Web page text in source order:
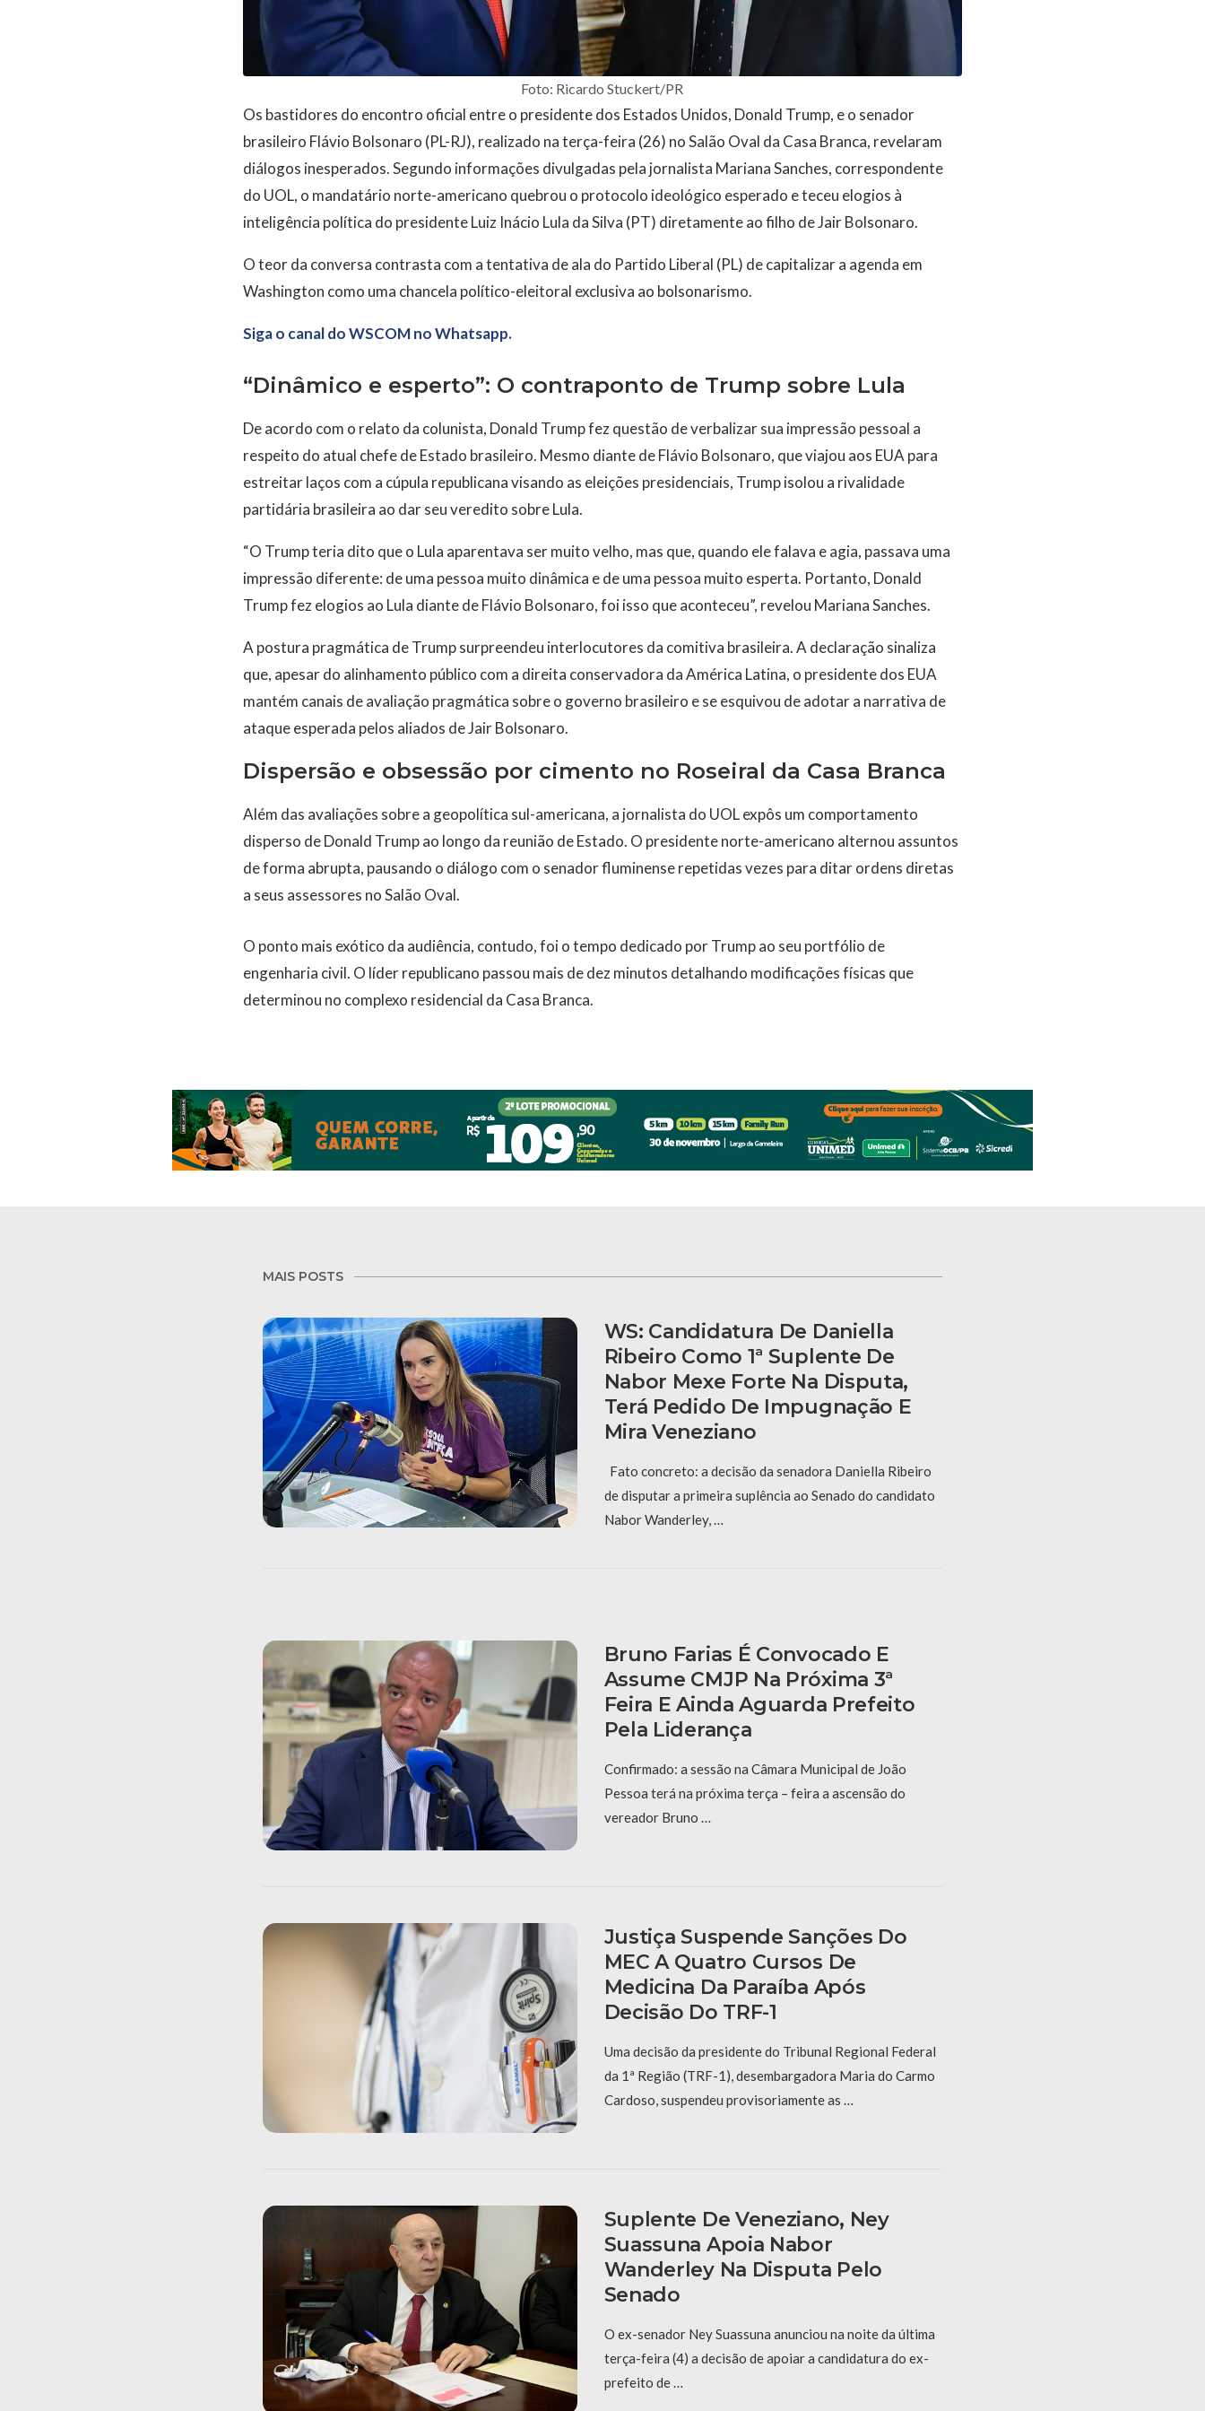
Foto: Ricardo Stuckert/PR
Os bastidores do encontro oficial entre o presidente dos Estados Unidos, Donald Trump, e o senador
brasileiro Flávio Bolsonaro (PL-RJ), realizado na terça-feira (26) no Salão Oval da Casa Branca, revelaram
diálogos inesperados. Segundo informações divulgadas pela jornalista Mariana Sanches, correspondente
do UOL, o mandatário norte-americano quebrou o protocolo ideológico esperado e teceu elogios à
inteligência política do presidente Luiz Inácio Lula da Silva (PT) diretamente ao filho de Jair Bolsonaro.
O teor da conversa contrasta com a tentativa de ala do Partido Liberal (PL) de capitalizar a agenda em
Washington como uma chancela político-eleitoral exclusiva ao bolsonarismo.
Siga o canal do WSCOM no Whatsapp.
“Dinâmico e esperto”: O contraponto de Trump sobre Lula
De acordo com o relato da colunista, Donald Trump fez questão de verbalizar sua impressão pessoal a
respeito do atual chefe de Estado brasileiro. Mesmo diante de Flávio Bolsonaro, que viajou aos EUA para
estreitar laços com a cúpula republicana visando as eleições presidenciais, Trump isolou a rivalidade
partidária brasileira ao dar seu veredito sobre Lula.
“O Trump teria dito que o Lula aparentava ser muito velho, mas que, quando ele falava e agia, passava uma
impressão diferente: de uma pessoa muito dinâmica e de uma pessoa muito esperta. Portanto, Donald
Trump fez elogios ao Lula diante de Flávio Bolsonaro, foi isso que aconteceu”, revelou Mariana Sanches.
A postura pragmática de Trump surpreendeu interlocutores da comitiva brasileira. A declaração sinaliza
que, apesar do alinhamento público com a direita conservadora da América Latina, o presidente dos EUA
mantém canais de avaliação pragmática sobre o governo brasileiro e se esquivou de adotar a narrativa de
ataque esperada pelos aliados de Jair Bolsonaro.
Dispersão e obsessão por cimento no Roseiral da Casa Branca
Além das avaliações sobre a geopolítica sul-americana, a jornalista do UOL expôs um comportamento
disperso de Donald Trump ao longo da reunião de Estado. O presidente norte-americano alternou assuntos
de forma abrupta, pausando o diálogo com o senador fluminense repetidas vezes para ditar ordens diretas
a seus assessores no Salão Oval.
O ponto mais exótico da audiência, contudo, foi o tempo dedicado por Trump ao seu portfólio de
engenharia civil. O líder republicano passou mais de dez minutos detalhando modificações físicas que
determinou no complexo residencial da Casa Branca.
MAIS POSTS
WS: Candidatura De Daniella
Ribeiro Como 1ª Suplente De
Nabor Mexe Forte Na Disputa,
Terá Pedido De Impugnação E
Mira Veneziano
Fato concreto: a decisão da senadora Daniella Ribeiro
de disputar a primeira suplência ao Senado do candidato
Nabor Wanderley, …
Bruno Farias É Convocado E
Assume CMJP Na Próxima 3ª
Feira E Ainda Aguarda Prefeito
Pela Liderança
Confirmado: a sessão na Câmara Municipal de João
Pessoa terá na próxima terça – feira a ascensão do
vereador Bruno …
Justiça Suspende Sanções Do
MEC A Quatro Cursos De
Medicina Da Paraíba Após
Decisão Do TRF-1
Uma decisão da presidente do Tribunal Regional Federal
da 1ª Região (TRF-1), desembargadora Maria do Carmo
Cardoso, suspendeu provisoriamente as …
Suplente De Veneziano, Ney
Suassuna Apoia Nabor
Wanderley Na Disputa Pelo
Senado
O ex-senador Ney Suassuna anunciou na noite da última
terça-feira (4) a decisão de apoiar a candidatura do ex-
prefeito de …